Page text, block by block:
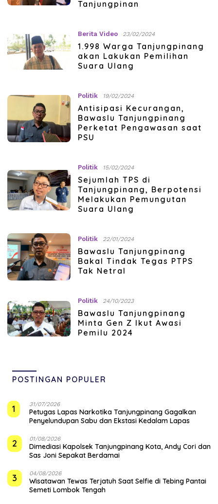
Tanjungpinan
Berita Video 23/02/2024
1.998 Warga Tanjungpinang
akan Lakukan Pemilihan
Suara Ulang
Politik 19/02/2024
Antisipasi Kecurangan,
Bawaslu Tanjungpinang
Perketat Pengawasan saat
PSU
Politik 15/02/2024
Sejumlah TPS di
Tanjungpinang, Berpotensi
Melakukan Pemungutan
Suara Ulang
Politik 22/01/2024
Bawaslu Tanjungpinang
Bakal Tindak Tegas PTPS
Tak Netral
Politik 24/10/2023
Bawaslu Tanjungpinang
Minta Gen Z Ikut Awasi
Pemilu 2024
POSTINGAN POPULER
1 31/07/2026
Petugas Lapas Narkotika Tanjungpinang Gagalkan
Penyelundupan Sabu dan Ekstasi Kedalam Lapas
2 01/08/2026
Dimediasi Kapolsek Tanjungpinang Kota, Andy Cori dan
Sas Joni Sepakat Berdamai
3 04/08/2026
Wisatawan Tewas Terjatuh Saat Selfie di Tebing Pantai
Semeti Lombok Tengah